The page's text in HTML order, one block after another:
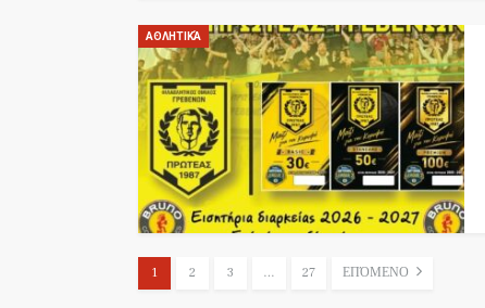
ΑΘΛΗΤΙΚΆ
1 2 3 … 27 ΕΠΌΜΕΝΟ